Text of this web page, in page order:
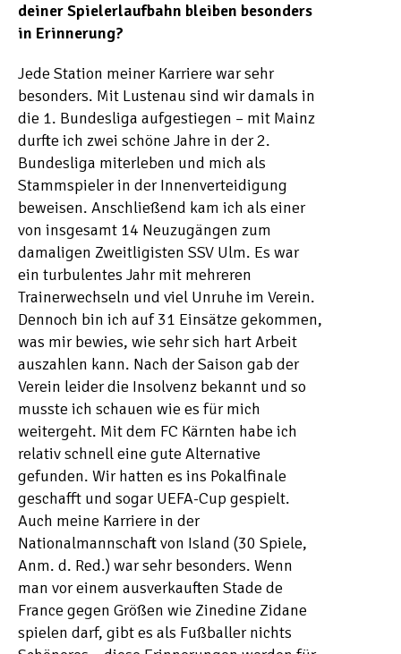
deiner Spielerlaufbahn bleiben besonders
in Erinnerung?
Jede Station meiner Karriere war sehr
besonders. Mit Lustenau sind wir damals in
die 1. Bundesliga aufgestiegen – mit Mainz
durfte ich zwei schöne Jahre in der 2.
Bundesliga miterleben und mich als
Stammspieler in der Innenverteidigung
beweisen. Anschließend kam ich als einer
von insgesamt 14 Neuzugängen zum
damaligen Zweitligisten SSV Ulm. Es war
ein turbulentes Jahr mit mehreren
Trainerwechseln und viel Unruhe im Verein.
Dennoch bin ich auf 31 Einsätze gekommen,
was mir bewies, wie sehr sich hart Arbeit
auszahlen kann. Nach der Saison gab der
Verein leider die Insolvenz bekannt und so
musste ich schauen wie es für mich
weitergeht. Mit dem FC Kärnten habe ich
relativ schnell eine gute Alternative
gefunden. Wir hatten es ins Pokalfinale
geschafft und sogar UEFA-Cup gespielt.
Auch meine Karriere in der
Nationalmannschaft von Island (30 Spiele,
Anm. d. Red.) war sehr besonders. Wenn
man vor einem ausverkauften Stade de
France gegen Größen wie Zinedine Zidane
spielen darf, gibt es als Fußballer nichts